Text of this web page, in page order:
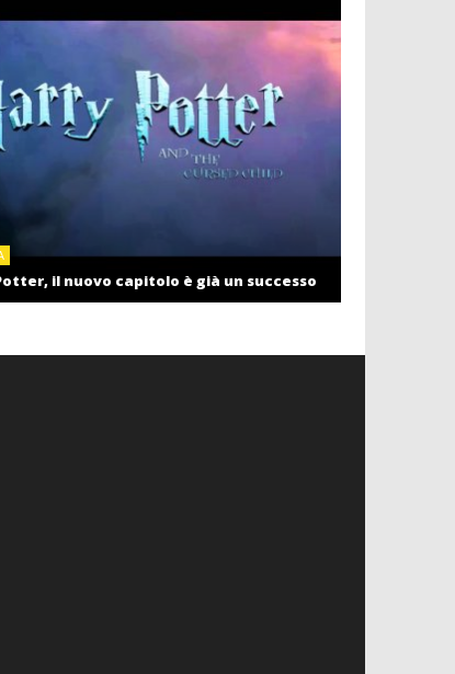
il nuovo capitolo è già un successo